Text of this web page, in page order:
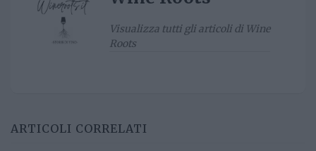
Visualizza tutti gli articoli di Wine
Roots
ARTICOLI CORRELATI